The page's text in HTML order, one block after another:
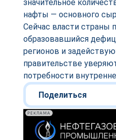
значительное
нафты — основного
Сейчас власти страны
образовавшийся
регионов и
правительстве
потребности
Поделиться
РЕКЛАМА